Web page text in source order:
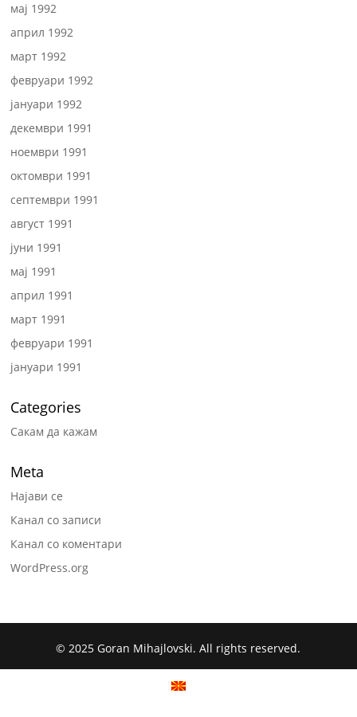
мај 1992
април 1992
март 1992
февруари 1992
јануари 1992
декември 1991
ноември 1991
октомври 1991
септември 1991
август 1991
јуни 1991
мај 1991
април 1991
март 1991
февруари 1991
јануари 1991
Categories
Сакам да кажам
Meta
Најави се
Канал со записи
Канал со коментари
WordPress.org
© 2025 Goran Mihajlovski. All rights reserved.